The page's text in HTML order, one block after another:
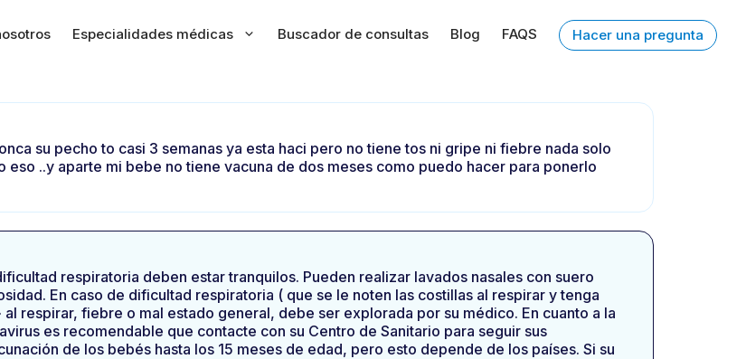
Especialidades médicas Buscador de consultas Blog FAQS Hacer una pregunta
su pecho to casi 3 semanas ya esta haci pero no tiene tos ni gripe ni fiebre nada solo
..y aparte mi bebe no tiene vacuna de dos meses como puedo hacer para ponerlo
respiratoria deben estar tranquilos. Pueden realizar lavados nasales con suero
En caso de dificultad respiratoria ( que se le noten las costillas al respirar y tenga
respirar, fiebre o mal estado general, debe ser explorada por su médico. En cuanto a la
es recomendable que contacte con su Centro de Sanitario para seguir sus
de los bebés hasta los 15 meses de edad, pero esto depende de los países. Si su